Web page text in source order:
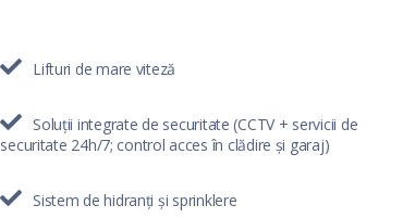
Lifturi de mare viteză
Soluții integrate de securitate (CCTV + servicii de
securitate 24h/7; control acces în clădire și garaj)
Sistem de hidranți și sprinklere